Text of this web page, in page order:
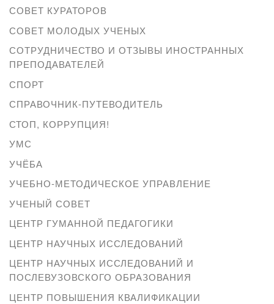
СОВЕТ КУРАТОРОВ
СОВЕТ МОЛОДЫХ УЧЕНЫХ
СОТРУДНИЧЕСТВО И ОТЗЫВЫ ИНОСТРАННЫХ
ПРЕПОДАВАТЕЛЕЙ
СПОРТ
СПРАВОЧНИК-ПУТЕВОДИТЕЛЬ
СТОП, КОРРУПЦИЯ!
УМС
УЧЁБА
УЧЕБНО-МЕТОДИЧЕСКОЕ УПРАВЛЕНИЕ
УЧЕНЫЙ СОВЕТ
ЦЕНТР ГУМАННОЙ ПЕДАГОГИКИ
ЦЕНТР НАУЧНЫХ ИССЛЕДОВАНИЙ
ЦЕНТР НАУЧНЫХ ИССЛЕДОВАНИЙ И
ПОСЛЕВУЗОВСКОГО ОБРАЗОВАНИЯ
ЦЕНТР ПОВЫШЕНИЯ КВАЛИФИКАЦИИ